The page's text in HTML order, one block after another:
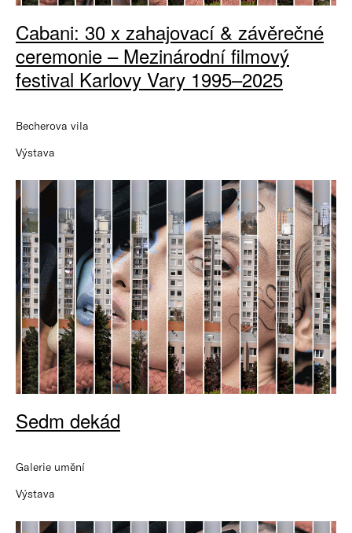
Cabani: 30 x zahajovací & závěrečné
ceremonie – Mezinárodní filmový
festival Karlovy Vary 1995–2025
Becherova vila
Výstava
Sedm dekád
Galerie umění
Výstava